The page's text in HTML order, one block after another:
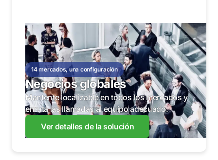
14 mercados, una configuración
Negocios globales
Mantente localizable en todos los mercados y
enruta las llamadas al equipo adecuado.
Ver detalles de la solución